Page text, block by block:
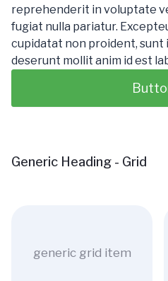
reprehenderit in voluptate
fugiat nulla pariatur.
cupidatat non proident, sunt
deserunt mollit anim id est
Generic Heading - Grid
generic grid item